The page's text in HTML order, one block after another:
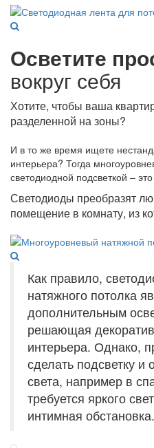
Осветите
вокруг себя
Хотите, чтобы ваша
разделенной на зоны?
И в то же время ищете
интерьера? Тогда
светодиодной подсветкой –
Светодиоды преобразят
помещение в комнату, из
Как правило,
натяжного потолка
дополнительным
решающая
интерьера. Однако,
сделать подсветку
света, например в
требуется яркого
интимная обстановка.